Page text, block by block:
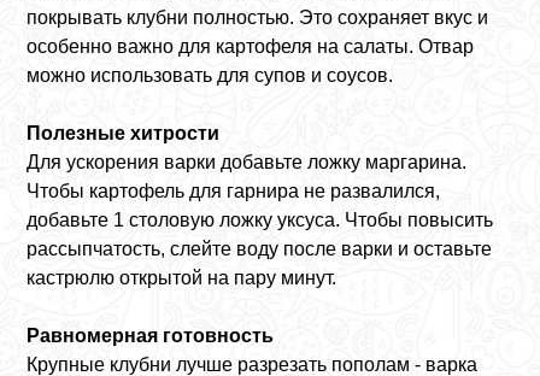
покрывать клубни полностью. Это сохраняет вкус и
особенно важно для картофеля на салаты. Отвар
можно использовать для супов и соусов.
Полезные хитрости
Для ускорения варки добавьте ложку маргарина.
Чтобы картофель для гарнира не развалился,
добавьте 1 столовую ложку уксуса. Чтобы повысить
рассыпчатость, слейте воду после варки и оставьте
кастрюлю открытой на пару минут.
Равномерная готовность
Крупные клубни лучше разрезать пополам - варка